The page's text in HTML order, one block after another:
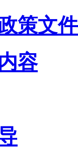
策文件
容